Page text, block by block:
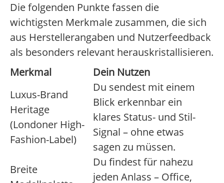
Die folgenden Punkte fassen die
wichtigsten Merkmale zusammen, die sich
aus Herstellerangaben und Nutzerfeedback
als besonders relevant herauskristallisieren.
Merkmal
Dein Nutzen
Luxus-Brand
Heritage
(Londoner High-
Fashion-Label)
Du sendest mit einem
Blick erkennbar ein
klares Status- und Stil-
Signal – ohne etwas
sagen zu müssen.
Breite
Du findest für nahezu
jeden Anlass – Office,